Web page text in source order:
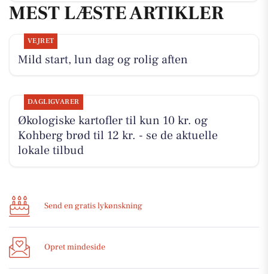
MEST LÆSTE ARTIKLER
VEJRET
Mild start, lun dag og rolig aften
DAGLIGVARER
Økologiske kartofler til kun 10 kr. og
Kohberg brød til 12 kr. - se de aktuelle
lokale tilbud
Send en gratis lykønskning
Opret mindeside